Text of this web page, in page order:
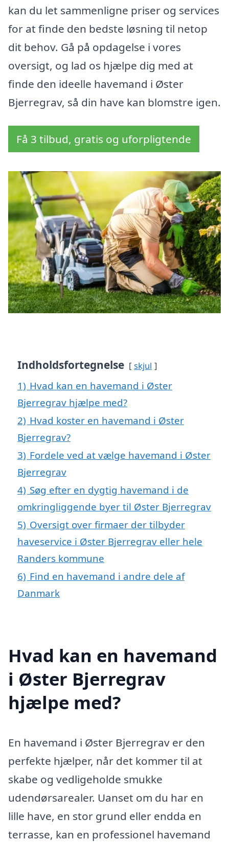
kan du let sammenligne priser og services
for at finde den bedste løsning til netop
dit behov. Gå på opdagelse i vores
oversigt, og lad os hjælpe dig med at
finde den ideelle havemand i Øster
Bjerregrav, så din have kan blomstre igen.
Få 3 tilbud, gratis og uforpligtende
Indholdsfortegnelse skjul
1) Hvad kan en havemand i Øster
Bjerregrav hjælpe med?
2) Hvad koster en havemand i Øster
Bjerregrav?
3) Fordele ved at vælge havemand i Øster
Bjerregrav
4) Søg efter en dygtig havemand i de
omkringliggende byer til Øster Bjerregrav
5) Oversigt over firmaer der tilbyder
haveservice i Øster Bjerregrav eller hele
Randers kommune
6) Find en havemand i andre dele af
Danmark
Hvad kan en havemand
i Øster Bjerregrav
hjælpe med?
En havemand i Øster Bjerregrav er den
perfekte hjælper, når det kommer til at
skabe og vedligeholde smukke
udendørsarealer. Uanset om du har en
lille have, en stor grund eller endda en
terrasse, kan en professionel havemand